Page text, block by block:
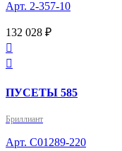
Арт. 2-357-10
132 028 ₽


ПУСЕТЫ 585
Бриллиант
Арт. С01289-220